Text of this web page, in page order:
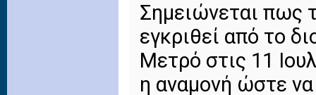
Σημειώνεται πως
εγκριθεί από το
Μετρό στις 11
η αναμονή ώστε